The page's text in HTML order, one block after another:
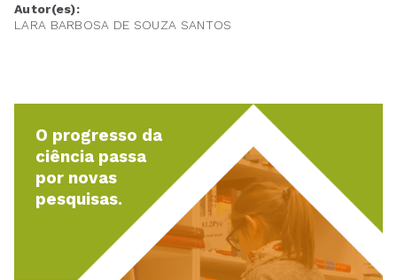
Autor(es):
LARA BARBOSA DE SOUZA SANTOS
O progresso da
ciência passa
por novas
pesquisas.